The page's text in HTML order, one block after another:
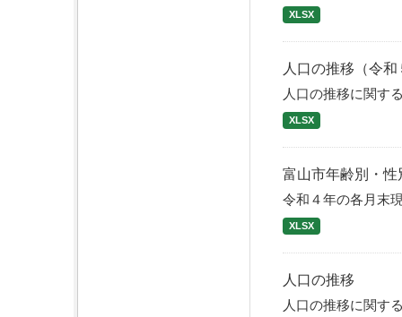
XLSX
人口の推移（令和
人口の推移に関す
XLSX
富山市年齢別・
令和４年の各月末
XLSX
人口の推移
人口の推移に関す